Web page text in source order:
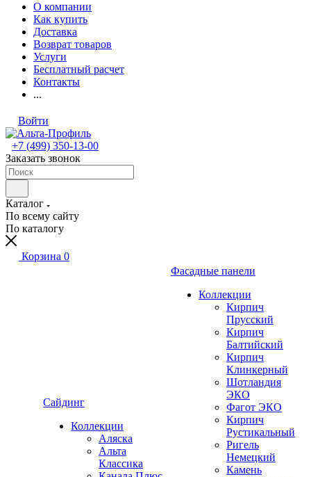
О компании
Как купить
Доставка
Возврат товаров
Услуги
Бесплатный расчет
Контакты
...
Войти
+7 (499) 350-13-00
Заказать звонок
Каталог
По всему сайту
По каталогу
Корзина 0
Сайдинг
Коллекции
Аляска
Альта
Классика
Фасадные панели
Коллекции
Кирпич
Прусский
Кирпич
Балтийский
Кирпич
Клинкерный
Шотландия
ЭКО
Фагот ЭКО
Кирпич
Рустикальный
Ригель
Немецкий
Камень